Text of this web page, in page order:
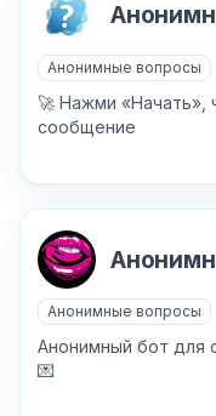
Анонимные вопросы
🚀 Нажми «Начать»,
сообщение
Анонимные вопросы
Анонимный бот для
💌